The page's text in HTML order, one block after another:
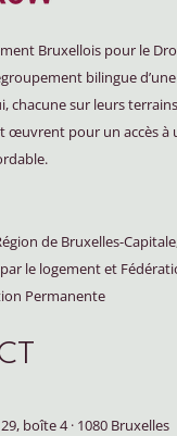
Bruxellois pour le
bilingue
chacune sur leurs
œuvrent pour un accès à
de Bruxelles-
le logement et
Permanente
boîte 4·1080 Bruxelles